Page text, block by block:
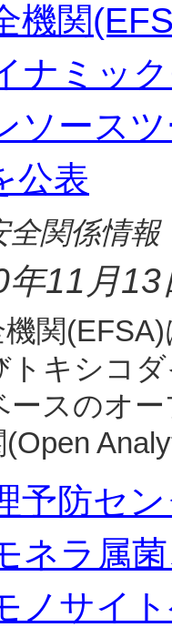
機関
ナミッ
ソース
公表
全関係情報
年11月13
関
トキシコ
ースのオ
予防セ
ネラ属
ノサイ